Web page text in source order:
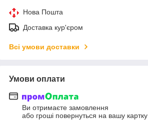
Нова Пошта
Доставка кур'єром
Всі умови доставки
Умови оплати
Ви отримаєте замовлення
або гроші повернуться на вашу картку